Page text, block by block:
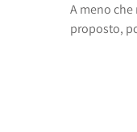
A meno
proposto,